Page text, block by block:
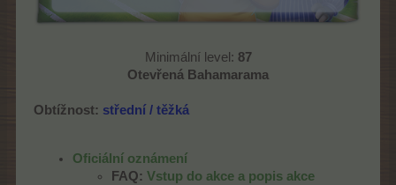
Minimální level: 87
Otevřená Bahamarama
Obtížnost: střední / těžká
Oficiální oznámení
FAQ: Vstup do akce a popis akce